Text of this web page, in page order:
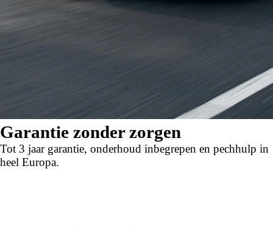
Garantie zonder zorgen
Tot 3 jaar garantie, onderhoud inbegrepen en pechhulp in
heel Europa.